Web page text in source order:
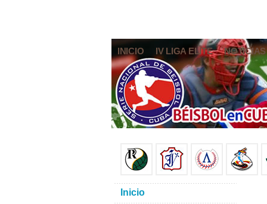
INICIO IV LIGA ELITE NOTICIAS
Inicio